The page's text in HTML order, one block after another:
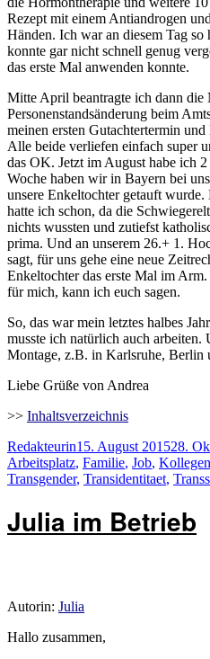
Rezept mit einem Antiandrogen
Händen. Ich war an diesem Tag
konnte gar nicht schnell genug
das erste Mal anwenden konnte.
Mitte April beantragte ich dann die
Personenstandsänderung beim
meinen ersten Gutachtertermin
Alle beide verliefen einfach super
das OK. Jetzt im August habe ich
Woche haben wir in Bayern bei
unsere Enkeltochter getauft
hatte ich schon, da die
nichts wussten und zutiefst
prima. Und an unserem 26.+ 1.
sagt, für uns gehe eine neue
Enkeltochter das erste Mal im
für mich, kann ich euch sagen.
So, das war mein letztes halbes
musste ich natürlich auch arbeiten.
Montage, z.B. in Karlsruhe, Berlin
Liebe Grüße von Andrea
>> Inhaltsverzeichnis
Autor
RedakteurinVeröffentlicht
am
15. August 201528.
Arbeitsplatz, Familie, Job, Kollegen
Transgender, Transidentitaet,
Julia im Betrieb
Autorin: Julia
Hallo zusammen,